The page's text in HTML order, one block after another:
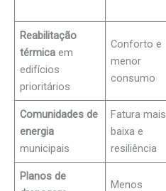
Reabilitação
térmica em
edifícios
prioritários
Conforto e
menor
consumo
Comunidades de
energia
municipais
Fatura mais
baixa e
resiliência
Planos de
Menos